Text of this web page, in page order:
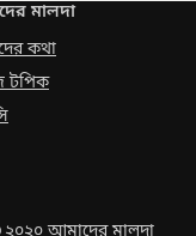
মালদা
কথা
টপিক